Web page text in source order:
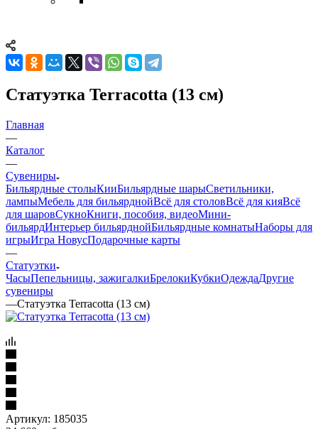
Статуэтка Terracotta (13 см)
Главная
—
Каталог
—
Сувениры
Бильярдные столыКииБильярдные шарыСветильники,
лампыМебель для бильярднойВсё для столовВсё для кияВсё
для шаровСукноКниги, пособия, видеоМини-
бильярдИнтерьер бильярднойБильярдные комнатыНаборы для
игрыИгра НовусПодарочные карты
—
Статуэтки
ЧасыПепельницы, зажигалкиБрелокиКубкиОдеждаДругие
сувениры
—Статуэтка Terracotta (13 см)
Артикул: 185035